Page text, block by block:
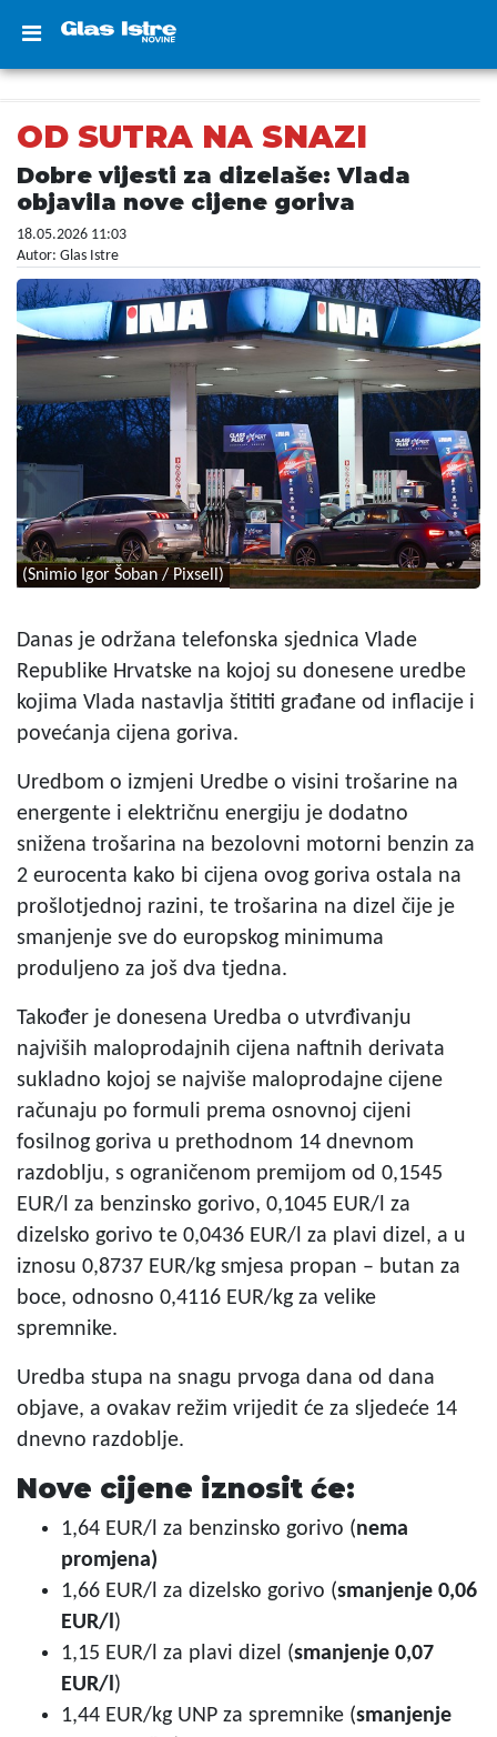
OD SUTRA NA SNAZI
Dobre vijesti za dizelaše: Vlada
objavila nove cijene goriva
18.05.2026 11:03
Autor: Glas Istre
(Snimio Igor Šoban / Pixsell)
Danas je održana telefonska sjednica Vlade
Republike Hrvatske na kojoj su donesene uredbe
kojima Vlada nastavlja štititi građane od inflacije i
povećanja cijena goriva.
Uredbom o izmjeni Uredbe o visini trošarine na
energente i električnu energiju je dodatno
snižena trošarina na bezolovni motorni benzin za
2 eurocenta kako bi cijena ovog goriva ostala na
prošlotjednoj razini, te trošarina na dizel čije je
smanjenje sve do europskog minimuma
produljeno za još dva tjedna.
Također je donesena Uredba o utvrđivanju
najviših maloprodajnih cijena naftnih derivata
sukladno kojoj se najviše maloprodajne cijene
računaju po formuli prema osnovnoj cijeni
fosilnog goriva u prethodnom 14 dnevnom
razdoblju, s ograničenom premijom od 0,1545
EUR/l za benzinsko gorivo, 0,1045 EUR/l za
dizelsko gorivo te 0,0436 EUR/l za plavi dizel, a u
iznosu 0,8737 EUR/kg smjesa propan – butan za
boce, odnosno 0,4116 EUR/kg za velike
spremnike.
Uredba stupa na snagu prvoga dana od dana
objave, a ovakav režim vrijedit će za sljedeće 14
dnevno razdoblje.
Nove cijene iznosit će:
1,64 EUR/l za benzinsko gorivo (nema
promjena)
1,66 EUR/l za dizelsko gorivo (smanjenje 0,06
EUR/l )
1,15 EUR/l za plavi dizel (smanjenje 0,07
EUR/l )
1,44 EUR/kg UNP za spremnike (smanjenje